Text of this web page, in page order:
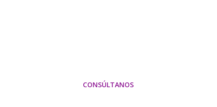
CONSÚLTANOS